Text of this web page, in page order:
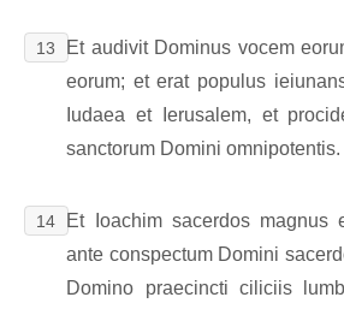
13
Et audivit Dominus vocem
eorum; et erat populus
Iudaea et Ierusalem, et
sanctorum Domini omnipotentis.
14
Et Ioachim sacerdos magnus
ante conspectum Domini
Domino praecincti ciliciis